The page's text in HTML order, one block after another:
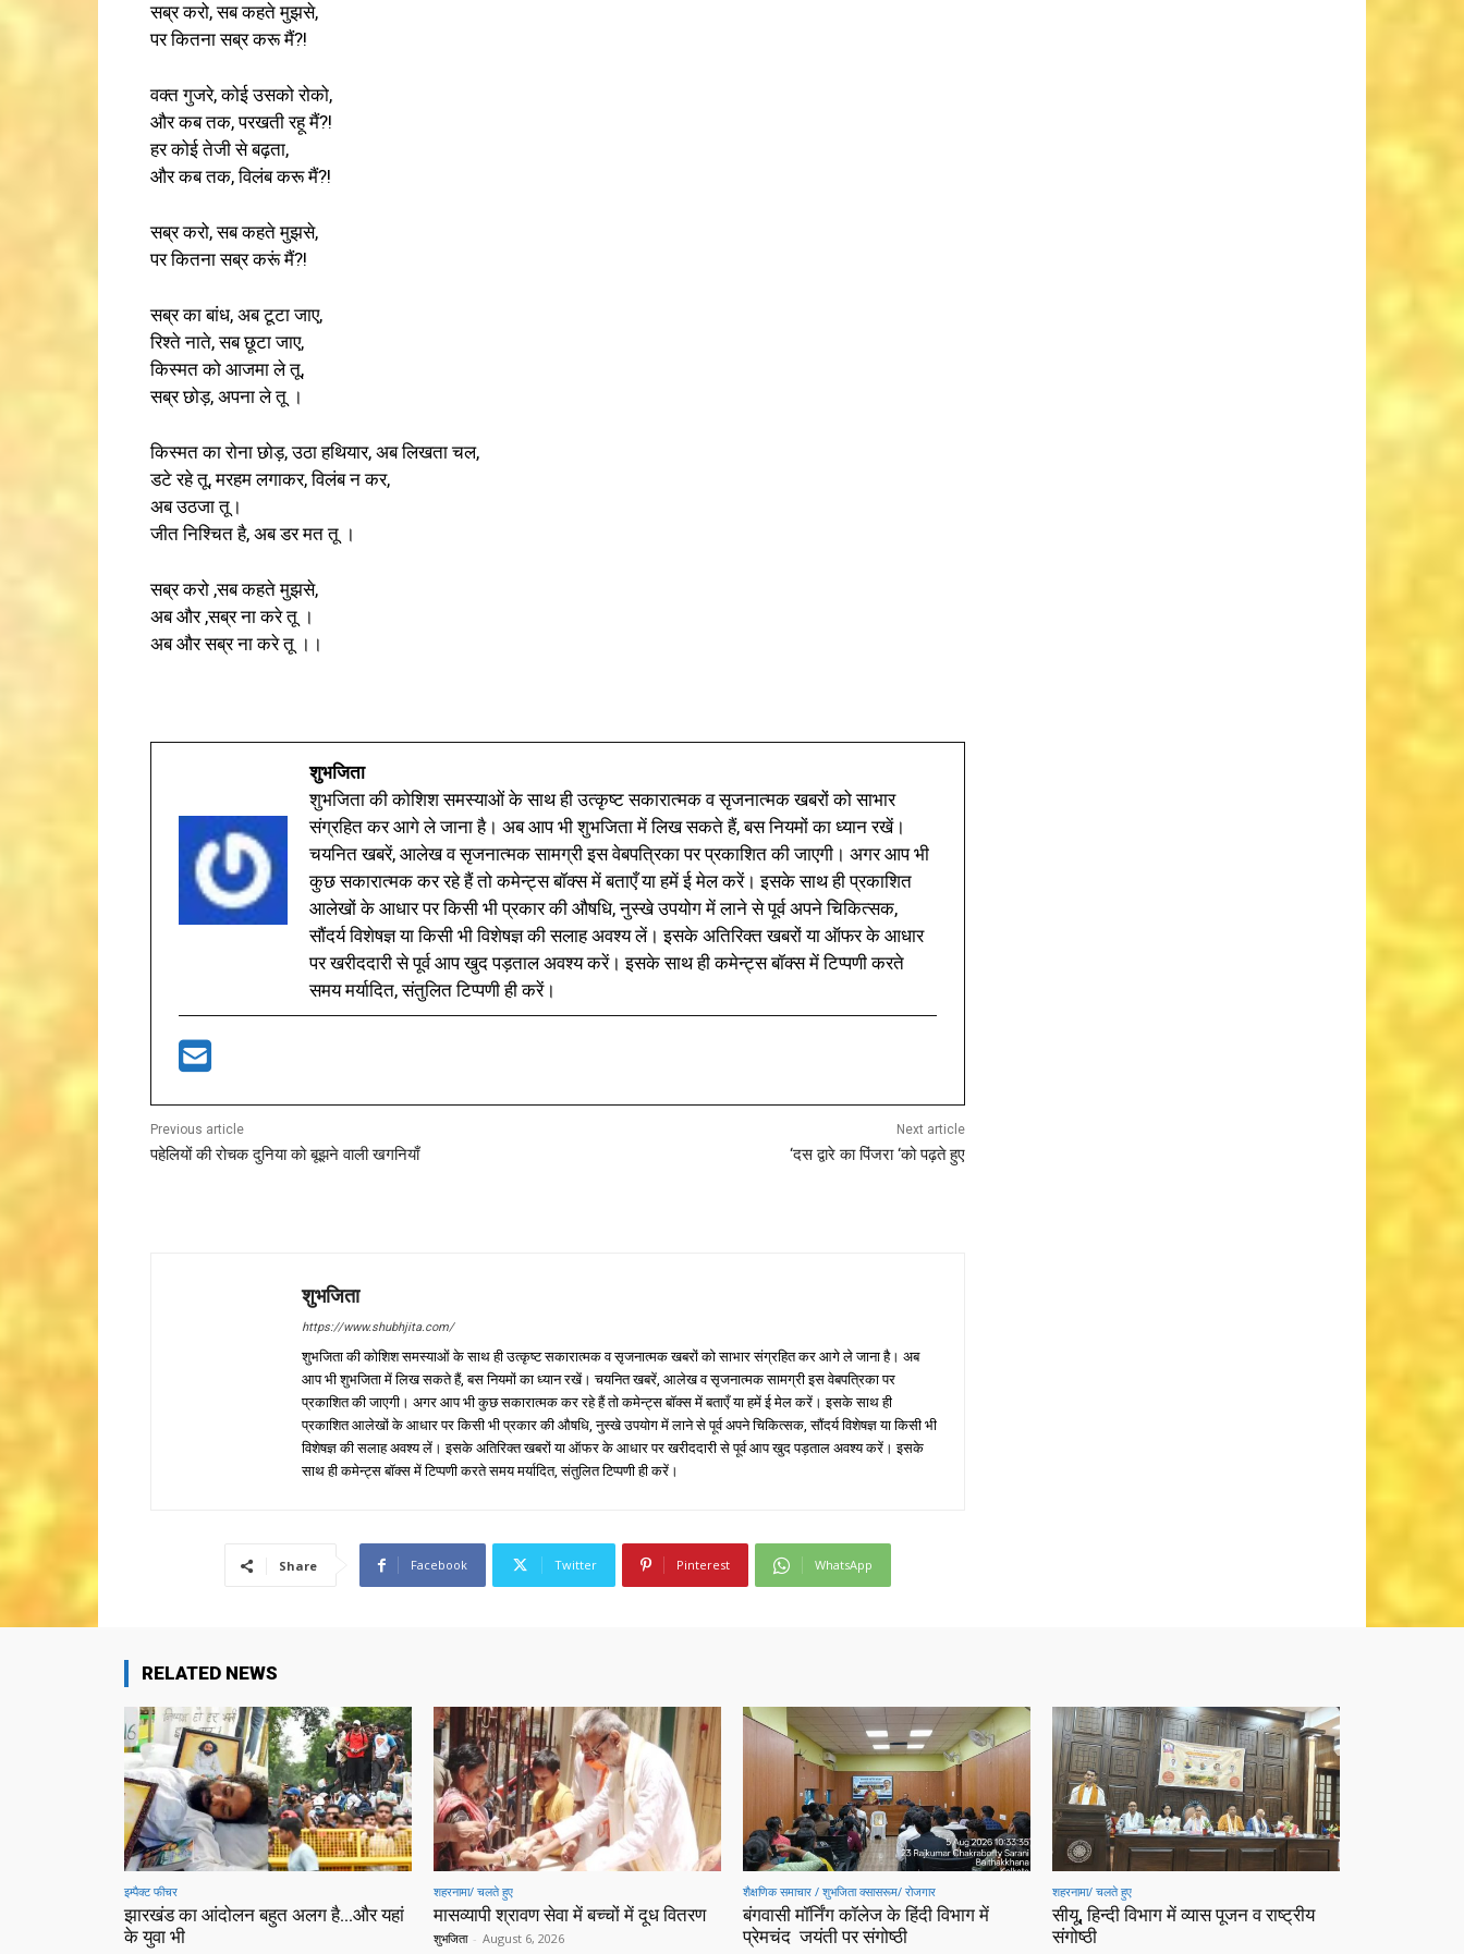
सब्र करो, सब कहते मुझसे,
पर कितना सब्र करू मैं?!
वक्त गुजरे, कोई उसको रोको,
और कब तक, परखती रहू मैं?!
हर कोई तेजी से बढ़ता,
और कब तक, विलंब करू मैं?!
सब्र करो, सब कहते मुझसे,
पर कितना सब्र करूं मैं?!
सब्र का बांध, अब टूटा जाए,
रिश्ते नाते, सब छूटा जाए,
किस्मत को आजमा ले तू,
सब्र छोड़, अपना ले तू ।
किस्मत का रोना छोड़, उठा हथियार, अब लिखता चल,
डटे रहे तू, मरहम लगाकर, विलंब न कर,
अब उठजा तू।
जीत निश्चित है, अब डर मत तू ।
सब्र करो ,सब कहते मुझसे,
अब और ,सब्र ना करे तू ।
अब और सब्र ना करे तू ।।
शुभजिता
शुभजिता की कोशिश समस्याओं के साथ ही उत्कृष्ट सकारात्मक व सृजनात्मक खबरों को साभार
संग्रहित कर आगे ले जाना है। अब आप भी शुभजिता में लिख सकते हैं, बस नियमों का ध्यान रखें।
चयनित खबरें, आलेख व सृजनात्मक सामग्री इस वेबपत्रिका पर प्रकाशित की जाएगी। अगर आप भी
कुछ सकारात्मक कर रहे हैं तो कमेन्ट्स बॉक्स में बताएँ या हमें ई मेल करें। इसके साथ ही प्रकाशित
आलेखों के आधार पर किसी भी प्रकार की औषधि, नुस्खे उपयोग में लाने से पूर्व अपने चिकित्सक,
सौंदर्य विशेषज्ञ या किसी भी विशेषज्ञ की सलाह अवश्य लें। इसके अतिरिक्त खबरों या ऑफर के आधार
पर खरीददारी से पूर्व आप खुद पड़ताल अवश्य करें। इसके साथ ही कमेन्ट्स बॉक्स में टिप्पणी करते
समय मर्यादित, संतुलित टिप्पणी ही करें।
Previous article
पहेलियों की रोचक दुनिया को बूझने वाली खगनियाँ
Next article
‘दस द्वारे का पिंजरा ‘को पढ़ते हुए
शुभजिता
https://www.shubhjita.com/
शुभजिता की कोशिश समस्याओं के साथ ही उत्कृष्ट सकारात्मक व सृजनात्मक खबरों को साभार संग्रहित कर आगे ले जाना है। अब
आप भी शुभजिता में लिख सकते हैं, बस नियमों का ध्यान रखें। चयनित खबरें, आलेख व सृजनात्मक सामग्री इस वेबपत्रिका पर
प्रकाशित की जाएगी। अगर आप भी कुछ सकारात्मक कर रहे हैं तो कमेन्ट्स बॉक्स में बताएँ या हमें ई मेल करें। इसके साथ ही
प्रकाशित आलेखों के आधार पर किसी भी प्रकार की औषधि, नुस्खे उपयोग में लाने से पूर्व अपने चिकित्सक, सौंदर्य विशेषज्ञ या किसी भी
विशेषज्ञ की सलाह अवश्य लें। इसके अतिरिक्त खबरों या ऑफर के आधार पर खरीददारी से पूर्व आप खुद पड़ताल अवश्य करें। इसके
साथ ही कमेन्ट्स बॉक्स में टिप्पणी करते समय मर्यादित, संतुलित टिप्पणी ही करें।
Share Facebook Twitter Pinterest WhatsApp
RELATED NEWS
इम्पैक्ट फीचर
झारखंड का आंदोलन बहुत अलग है…और यहां
के युवा भी
शहरनामा/ चलते हुए
मासव्यापी श्रावण सेवा में बच्चों में दूध वितरण
शुभजिता - August 6, 2026
शैक्षणिक समाचार / शुभजिता क्सासरूम/ रोजगार
बंगवासी मॉर्निंग कॉलेज के हिंदी विभाग में
प्रेमचंद जयंती पर संगोष्ठी
शहरनामा/ चलते हुए
सीयू, हिन्दी विभाग में व्यास पूजन व राष्ट्रीय
संगोष्ठी